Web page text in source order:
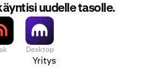
uudelle tasolle.
Desktop
Yritys